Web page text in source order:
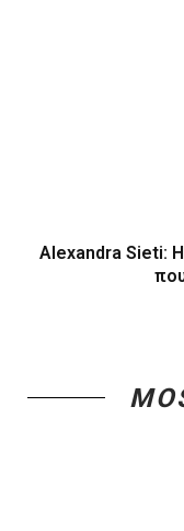
Alexandra Sieti: